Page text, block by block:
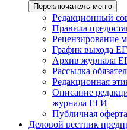
Переключатель меню
Редакционный
Правила
Рецензирование
График выхода
Архив журнала
Рассылка
Редакционная
Описание
журнала ЕГИ
Публичная
Деловой вестник